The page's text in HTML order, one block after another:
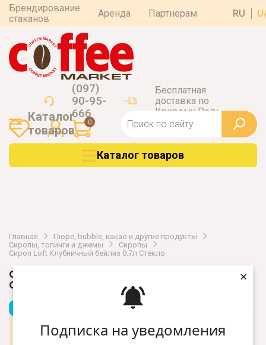
Подписка на уведомления
×
Брендирование
стаканов
Аренда Партнерам RU
(097)
90-95-
666
Бесплатная
доставка по
Кривому Рогу
0
Каталог
товаров
Каталог товаров
Главная
Пюре, bubble, какао и другие продукты
Сиропы, топинги и джемы
Сиропы
Сироп Loft Клубничный бейлиз 0.7л Стекло
СИРОП LOFT КЛУБНИЧНЫЙ БЕЙЛИЗ 0.7Л
СТЕКЛО